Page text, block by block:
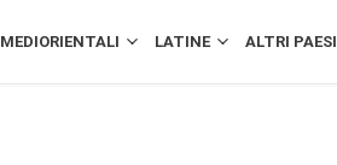
MEDIORIENTALI LATINE ALTRI PAESI